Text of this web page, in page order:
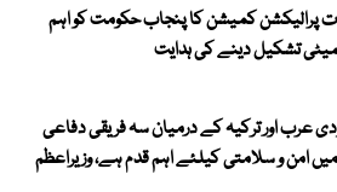
پرالیکشن کمیشن کا پنجاب حکومت کو اہم
تشکیل دینے کی ہدایت
عرب اور ترکیہ کے درمیان سہ فریقی دفاعی
امن و سلامتی کیلئے اہم قدم ہے، وزیراعظم